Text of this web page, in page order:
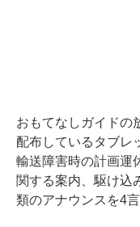
おもてなしガイドの
配布しているタブレ
輸送障害時の計画運
関する案内、駆け込
類のアナウンスを4